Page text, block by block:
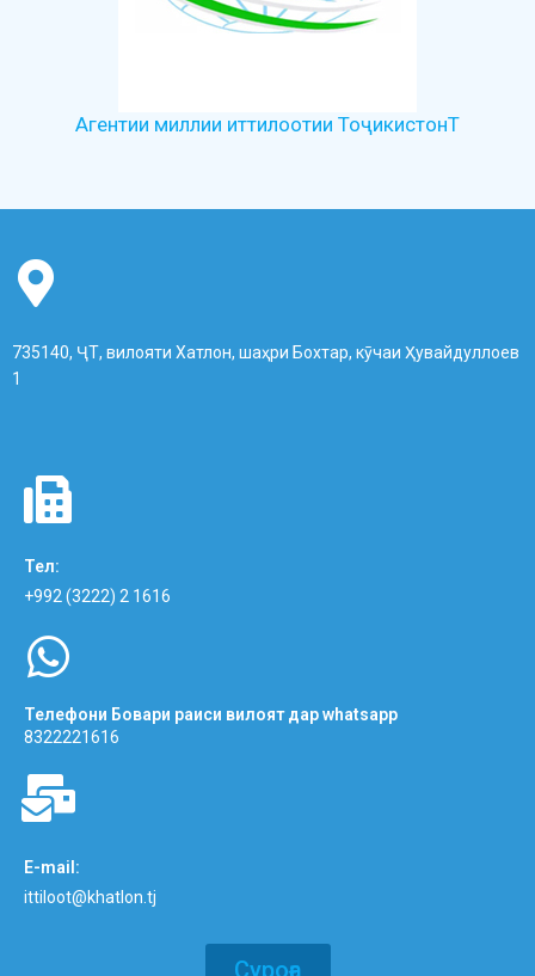
Агентии миллии иттилоотии ТоҷикистонТ
735140, ҶТ, вилояти Хатлон, шаҳри Бохтар, кӯчаи Ҳувайдуллоев
1
Тел:
+992 (3222) 2 1616
Телефони Бовари раиси вилоят дар whatsapp
8322221616
E-mail:
ittiloot@khatlon.tj